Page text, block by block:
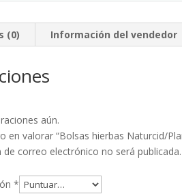
(0) Información del vendedor
aún.
en valorar “Bolsas hierbas Naturcid/
de correo electrónico no será publicada.
*